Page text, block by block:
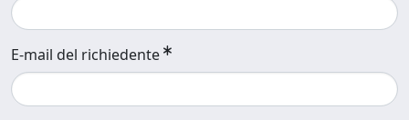
E-mail del richiedente